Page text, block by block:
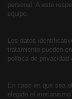
personal. A este
equipo.
Los datos
tratamiento pueden
política de privacidad
En caso en que sea
elegido el